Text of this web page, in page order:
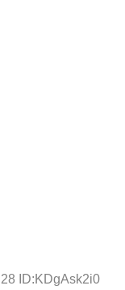
ID:KDgAsk2i0